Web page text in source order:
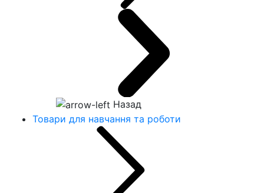
Назад
Товари для навчання та роботи